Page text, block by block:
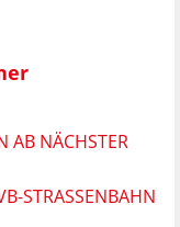
NÄCHSTER W
STRASSENBAHN J